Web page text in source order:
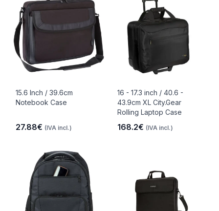
15.6 Inch / 39.6cm
Notebook Case
27.88€ (IVA incl.)
16 - 17.3 inch / 40.6 -
43.9cm XL City.Gear
Rolling Laptop Case
168.2€ (IVA incl.)